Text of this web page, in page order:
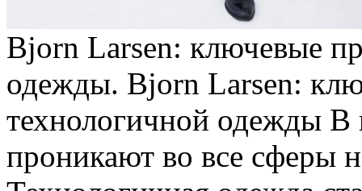
Bjorn Larsen: ключeвыe
одежды. Bjorn Larsen:
технологичной одежды В
проникают во все сферы